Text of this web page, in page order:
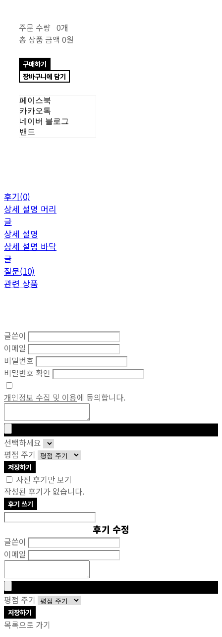
주문 수량 0개
총 상품 금액 0원
구매하기
장바구니에 담기
페이스북
카카오톡
네이버 블로그
밴드
후기(0)
상세 설명 머리
글
상세 설명
상세 설명 바닥
글
질문(10)
관련 상품
글쓴이
이메일
비밀번호
비밀번호 확인
개인정보 수집 및 이용에 동의합니다.
선택하세요
평점 주기
저장하기
사진 후기만 보기
작성된 후기가 없습니다.
후기 쓰기
후기 수정
글쓴이
이메일
평점 주기
저장하기
목록으로 가기